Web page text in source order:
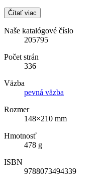
Čítať viac
Naše katalógové číslo
205795
Počet strán
336
Väzba
pevná väzba
Rozmer
148×210 mm
Hmotnosť
478 g
ISBN
9788073494339